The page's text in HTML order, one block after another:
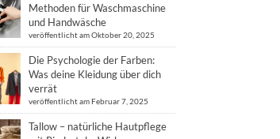
Methoden für Waschmaschine
und Handwäsche
veröffentlicht am Oktober 20, 2025
Die Psychologie der Farben:
Was deine Kleidung über dich
verrät
veröffentlicht am Februar 7, 2025
Tallow – natürliche Hautpflege